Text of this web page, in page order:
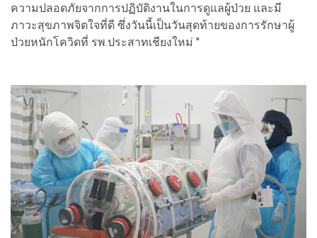
ความปลอดภัยจากการปฏิบัติงานในการดูแลผู้ป่วย และมี
ภาวะสุขภาพจิตใจที่ดี ซึ่งวันนี้เป็นวันสุดท้ายของการรักษาผู้
ป่วยหนักโควิดที่ รพ.ประสาทเชียงใหม่ "